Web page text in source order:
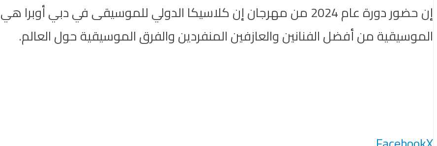
إن حضور دورة عام 2024 من مهرجان إن كلاسيكا الدولي للموسيقى في
الموسيقية من أفضل الفنانين والعازفين المنفردين والفرق الموسيقية حول العالم.